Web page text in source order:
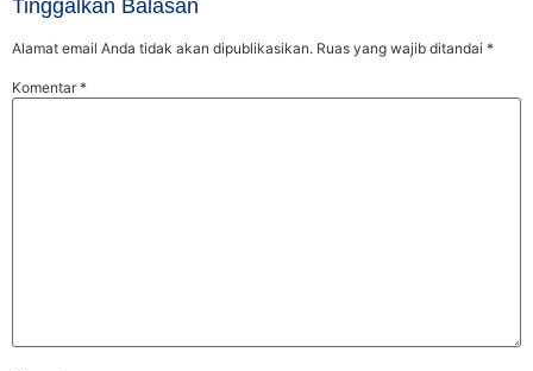
Tinggalkan Balasan
Alamat email Anda tidak akan dipublikasikan. Ruas yang wajib ditandai *
Komentar*